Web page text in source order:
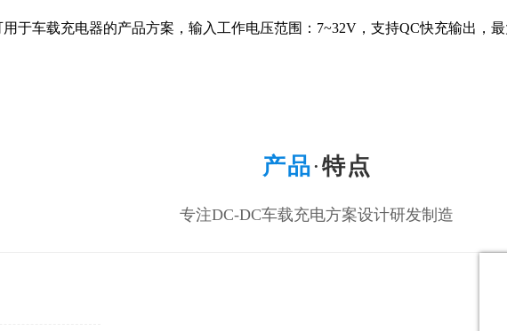
于车载充电器的产品方案，输入工作电压范围：7~32V，支持QC快充输出，最
产品·特点
专注DC-DC车载充电方案设计研发制造